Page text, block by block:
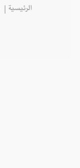
الرئيسية